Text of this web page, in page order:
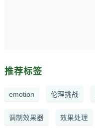
推荐标签
emotion 伦理挑战
调制效果器 效果处理